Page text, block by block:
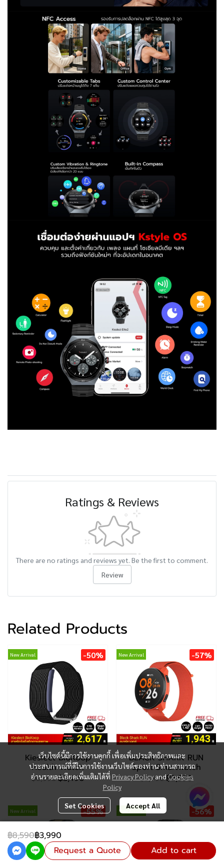
Ratings & Reviews
There are no ratings and reviews yet. Be the first to comment.
Review
Related Products
New Arrival -50%
Kieslect BioKoop
Health Watch
฿6,990 ฿3,490
New Arrival -57%
BLACK SHARK RUN
Sport Smartwatch
฿5,990 ฿2,590
New Arrival -55% New Arrival -56%
฿8,590฿3,990
Request a Quote
Add to cart
เว็บไซต์นี้มีการใช้งานคุกกี้ เพื่อเพิ่มประสิทธิภาพและ
ประสบการณ์ที่ดีในการใช้งานเว็บไซต์ของท่าน ท่านสามารถ
อ่านรายละเอียดเพิ่มเติมได้ที่ Privacy Policy andCookies
Policy
Set Cookies Accept All